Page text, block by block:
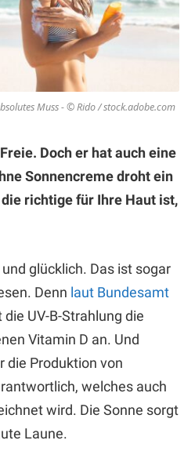
Muss - © Rido / stock.adobe.com
Doch er hat auch eine
Sonnencreme droht ein
richtige für Ihre Haut ist,
glücklich. Das ist sogar
Denn laut Bundesamt
die UV-B-Strahlung die
Vitamin D an. Und
die Produktion von
welches auch
wird. Die Sonne sorgt
Laune.